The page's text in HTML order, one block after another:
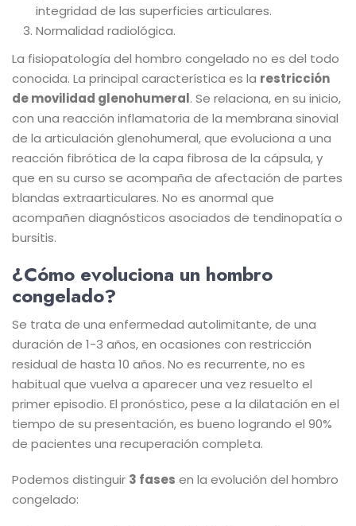
integridad de las superficies articulares.
Normalidad radiológica.
La fisiopatología del hombro congelado no es del todo
conocida. La principal característica es la restricción
de movilidad glenohumeral. Se relaciona, en su inicio,
con una reacción inflamatoria de la membrana sinovial
de la articulación glenohumeral, que evoluciona a una
reacción fibrótica de la capa fibrosa de la cápsula, y
que en su curso se acompaña de afectación de partes
blandas extraarticulares. No es anormal que
acompañen diagnósticos asociados de tendinopatía o
bursitis.
¿Cómo evoluciona un hombro
congelado?
Se trata de una enfermedad autolimitante, de una
duración de 1-3 años, en ocasiones con restricción
residual de hasta 10 años. No es recurrente, no es
habitual que vuelva a aparecer una vez resuelto el
primer episodio. El pronóstico, pese a la dilatación en el
tiempo de su presentación, es bueno logrando el 90%
de pacientes una recuperación completa.
Podemos distinguir 3 fases en la evolución del hombro
congelado: